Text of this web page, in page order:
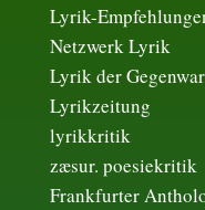
Lyrik-
Netzwerk Lyrik
Lyrik der
Lyrikzeitung
lyrikkritik
zæsur. poesiekritik
Frankfurter